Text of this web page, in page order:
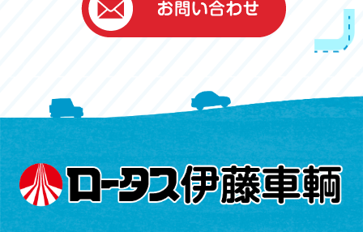
浜北店
050-5851-0339
（年中無休24h対応）